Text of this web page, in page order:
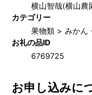
横山智哉(横山農
カテゴリー
果物類 > みかん
お礼の品ID
6769725
お申し込みに